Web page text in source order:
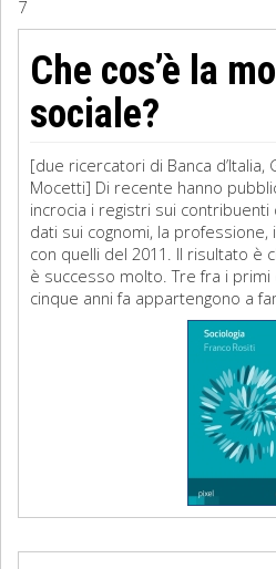
Filosofia
Matematica
Diritto
7
Che cos’è la
sociale?
[due ricercatori di Banca d’Italia,
Mocetti] Di recente hanno
incrocia i registri sui contribuenti
dati sui cognomi, la
con quelli del 2011. Il risultato è
è successo molto. Tre fra i
cinque anni fa appartengono a